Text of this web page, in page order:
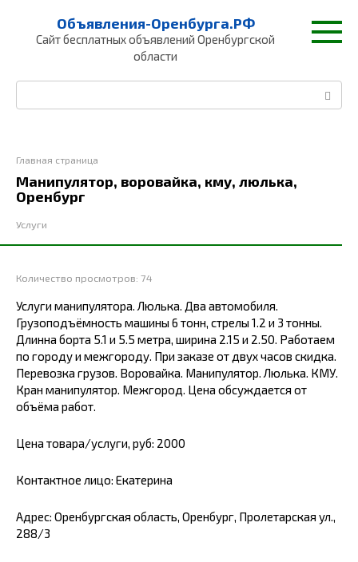
контенту
Объявления-Оренбурга.РФ
Сайт бесплатных объявлений Оренбургской
области
Главная страница
Манипулятор, воровайка, кму, люлька,
Оренбург
Услуги
Количество просмотров: 74
Услуги манипулятора. Люлька. Два автомобиля.
Грузоподъёмность машины 6 тонн, стрелы 1.2 и 3 тонны.
Длинна борта 5.1 и 5.5 метра, ширина 2.15 и 2.50. Работаем
по городу и межгороду. При заказе от двух часов скидка.
Перевозка грузов. Воровайка. Манипулятор. Люлька. КМУ.
Кран манипулятор. Межгород. Цена обсуждается от
объёма работ.
Цена товара/услуги, руб: 2000
Контактное лицо: Екатерина
Адрес: Оренбургская область, Оренбург, Пролетарская ул.,
288/3